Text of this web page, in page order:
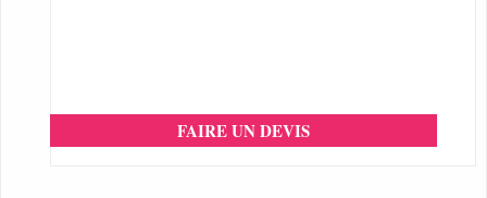
FAIRE UN DEVIS